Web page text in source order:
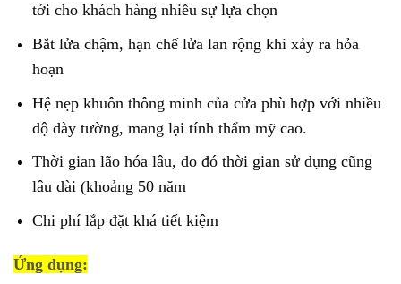
tới cho khách hàng nhiều sự lựa chọn
Bắt lửa chậm, hạn chế lửa lan rộng khi xảy ra hỏa
hoạn
Hệ nẹp khuôn thông minh của cửa phù hợp với nhiều
độ dày tường, mang lại tính thẩm mỹ cao.
Thời gian lão hóa lâu, do đó thời gian sử dụng cũng
lâu dài (khoảng 50 năm
Chi phí lắp đặt khá tiết kiệm
Ứng dụng: